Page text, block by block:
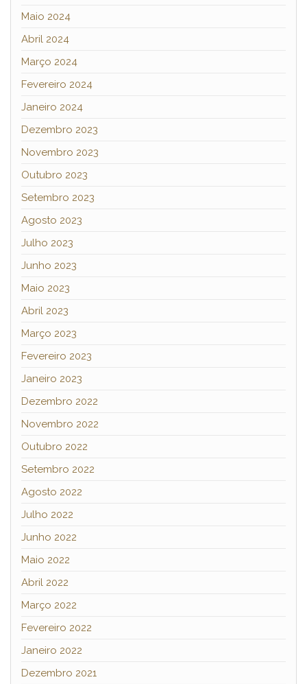
Maio 2024
Abril 2024
Março 2024
Fevereiro 2024
Janeiro 2024
Dezembro 2023
Novembro 2023
Outubro 2023
Setembro 2023
Agosto 2023
Julho 2023
Junho 2023
Maio 2023
Abril 2023
Março 2023
Fevereiro 2023
Janeiro 2023
Dezembro 2022
Novembro 2022
Outubro 2022
Setembro 2022
Agosto 2022
Julho 2022
Junho 2022
Maio 2022
Abril 2022
Março 2022
Fevereiro 2022
Janeiro 2022
Dezembro 2021